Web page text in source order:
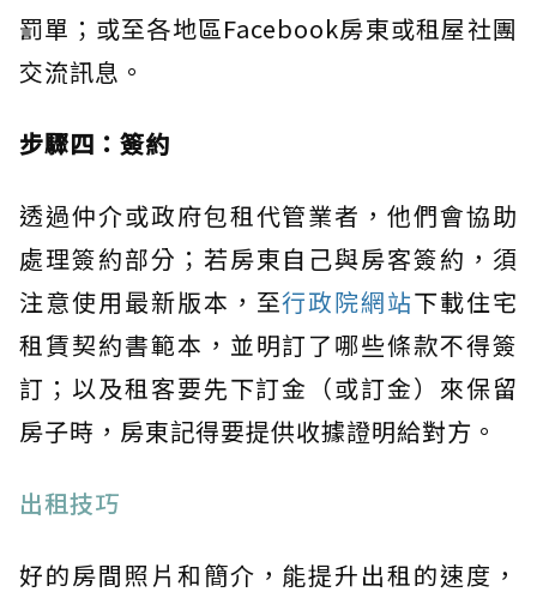
罰單；或至各地區Facebook房東或租屋社團
交流訊息。
步驟四：簽約
透過仲介或政府包租代管業者，他們會協助
處理簽約部分；若房東自己與房客簽約，須
注意使用最新版本，至行政院網站下載住宅
租賃契約書範本，並明訂了哪些條款不得簽
訂；以及租客要先下訂金（或訂金）來保留
房子時，房東記得要提供收據證明給對方。
出租技巧
好的房間照片和簡介，能提升出租的速度，